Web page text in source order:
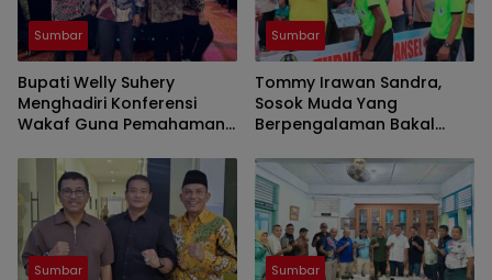
Sumbar
Bupati Welly Suhery
Menghadiri Konferensi
Wakaf Guna Pemahaman
Nasional
Sumbar
Tommy Irawan Sandra,
Sosok Muda Yang
Berpengalaman Bakal
Sumbar Sumbar